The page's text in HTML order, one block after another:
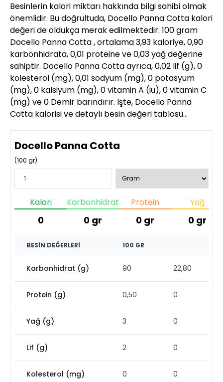
Besinlerin kalori miktarı hakkında bilgi sahibi olmak
önemlidir. Bu doğrultuda, Docello Panna Cotta kalori
değeri de oldukça merak edilmektedir. 100 gram
Docello Panna Cotta , ortalama 3,93 kaloriye, 0,90
karbonhidrata, 0,01 proteine ve 0,03 yağ değerine
sahiptir. Docello Panna Cotta ayrıca, 0,02 lif (g), 0
kolesterol (mg), 0,01 sodyum (mg), 0 potasyum
(mg), 0 kalsiyum (mg), 0 vitamin A (iu), 0 vitamin C
(mg) ve 0 Demir barındırır. İşte, Docello Panna
Cotta kalorisi ve detaylı besin değeri tablosu…
Docello Panna Cotta
(100 gr)
Kalori
0
Karbonhidrat
0 gr
Protein
0 gr
Yağ
0 gr
BESIN DEĞERLERI 100 GR
Karbonhidrat (g) 90 22,80
Protein (g) 0,50 0
Yağ (g) 3 0
Lif (g) 2 0
Kolesterol (mg) 0 0